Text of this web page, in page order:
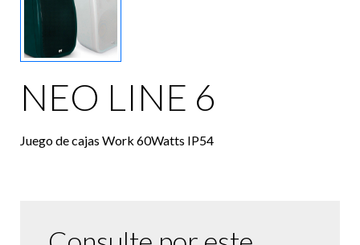
NEO LINE 6
Juego de cajas Work 60Watts IP54